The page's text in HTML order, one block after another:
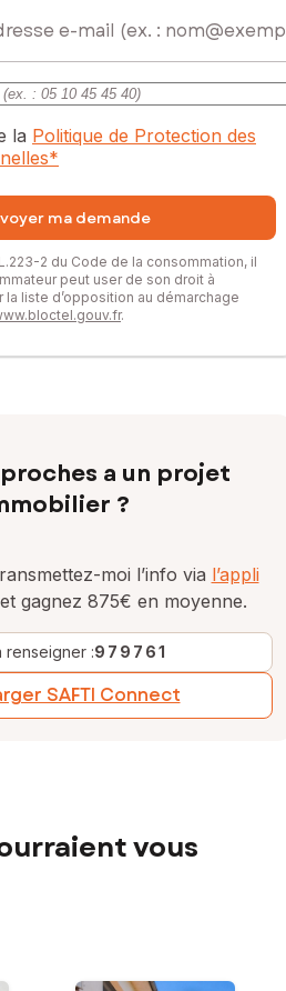
la Politique de Protection des
*
ma demande
2 du Code de la consommation, il
peut user de son droit à
la liste d’opposition au démarchage
.
a un projet
?
moi l’info via l’appli
et gagnez 875€ en moyenne.
renseigner :979761
SAFTI Connect
vous